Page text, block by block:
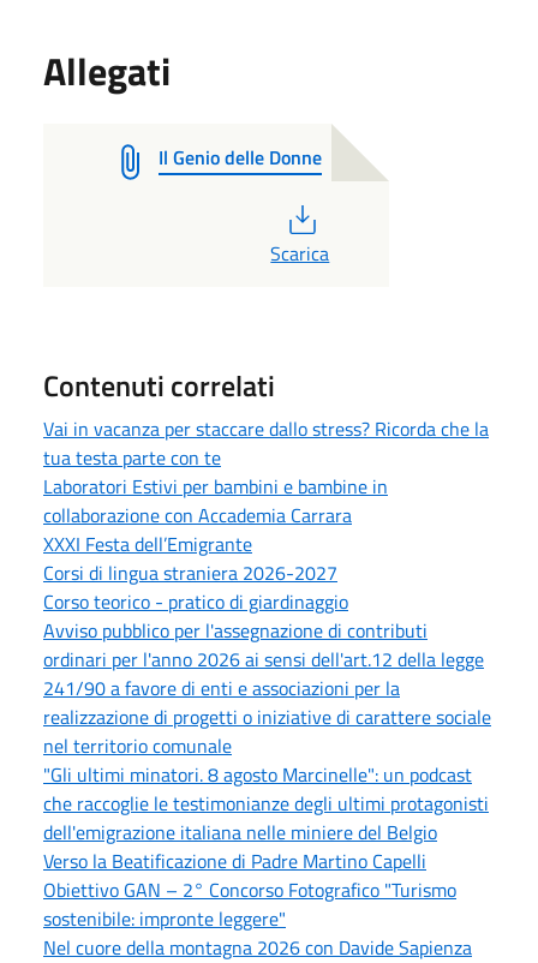
Allegati
Il Genio delle Donne
Scarica
Contenuti correlati
Vai in vacanza per staccare dallo stress? Ricorda che la
tua testa parte con te
Laboratori Estivi per bambini e bambine in
collaborazione con Accademia Carrara
XXXI Festa dell’Emigrante
Corsi di lingua straniera 2026-2027
Corso teorico - pratico di giardinaggio
Avviso pubblico per l'assegnazione di contributi
ordinari per l'anno 2026 ai sensi dell'art.12 della legge
241/90 a favore di enti e associazioni per la
realizzazione di progetti o iniziative di carattere sociale
nel territorio comunale
"Gli ultimi minatori. 8 agosto Marcinelle": un podcast
che raccoglie le testimonianze degli ultimi protagonisti
dell'emigrazione italiana nelle miniere del Belgio
Verso la Beatificazione di Padre Martino Capelli
Obiettivo GAN – 2° Concorso Fotografico "Turismo
sostenibile: impronte leggere"
Nel cuore della montagna 2026 con Davide Sapienza